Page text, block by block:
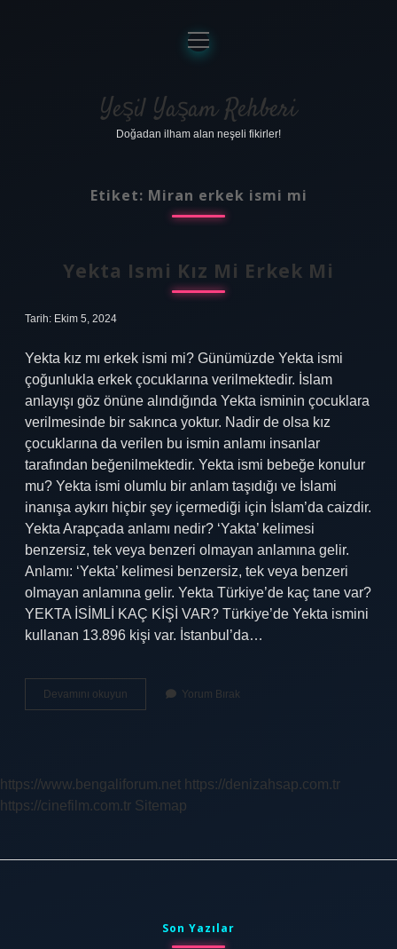
Anasayfa
Gizlilik Politikası
Yasal Uyarı
menüyü
aç
Yeşil Yaşam Rehberi
Doğadan ilham alan neşeli fikirler!
Etiket: Miran erkek ismi mi
Yekta Ismi Kız Mi Erkek Mi
Tarih: Ekim 5, 2024
Yekta kız mı erkek ismi mi? Günümüzde Yekta ismi
çoğunlukla erkek çocuklarına verilmektedir. İslam
anlayışı göz önüne alındığında Yekta isminin çocuklara
verilmesinde bir sakınca yoktur. Nadir de olsa kız
çocuklarına da verilen bu ismin anlamı insanlar
tarafından beğenilmektedir. Yekta ismi bebeğe konulur
mu? Yekta ismi olumlu bir anlam taşıdığı ve İslami
inanışa aykırı hiçbir şey içermediği için İslam’da caizdir.
Yekta Arapçada anlamı nedir? ‘Yakta’ kelimesi
benzersiz, tek veya benzeri olmayan anlamına gelir.
Anlamı: ‘Yekta’ kelimesi benzersiz, tek veya benzeri
olmayan anlamına gelir. Yekta Türkiye’de kaç tane var?
YEKTA İSİMLİ KAÇ KİŞİ VAR? Türkiye’de Yekta ismini
kullanan 13.896 kişi var. İstanbul’da…
Devamını okuyun
Ismi
Yorum Bırak
https://www.bengaliforum.net https://denizahsap.com.tr
https://cinefilm.com.tr Sitemap
Son Yazılar